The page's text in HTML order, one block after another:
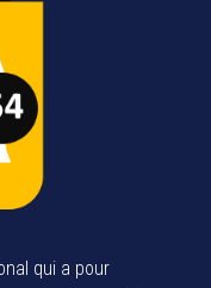
qui a pour